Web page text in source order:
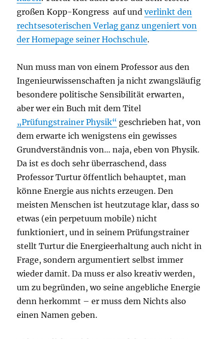
großen Kopp-Kongress auf undverlinkt den
rechtsesoterischen Verlag ganz ungeniert von
der Homepage seiner Hochschule.
Nun muss man von einem Professor aus den
Ingenieurwissenschaften ja nicht zwangsläufig
besondere politische Sensibilität erwarten,
aber wer ein Buch mit dem Titel
„Prüfungstrainer Physik“ geschrieben hat, von
dem erwarte ich wenigstens ein gewisses
Grundverständnis von… naja, eben von Physik.
Da ist es doch sehr überraschend, dass
Professor Turtur öffentlich behauptet, man
könne Energie aus nichts erzeugen. Den
meisten Menschen ist heutzutage klar, dass so
etwas (ein perpetuum mobile) nicht
funktioniert, und in seinem Prüfungstrainer
stellt Turtur die Energieerhaltung auch nicht in
Frage, sondern argumentiert selbst immer
wieder damit. Da muss er also kreativ werden,
um zu begründen, wo seine angebliche Energie
denn herkommt – er muss dem Nichts also
einen Namen geben.